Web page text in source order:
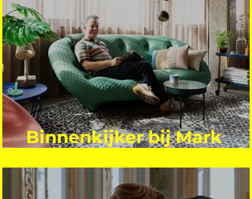
Binnenkijker bij Mark